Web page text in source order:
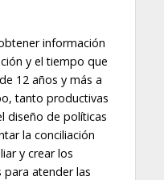
información
y el tiempo que
12 años y más a
tanto productivas
diseño de políticas
la conciliación
y crear los
para atender las